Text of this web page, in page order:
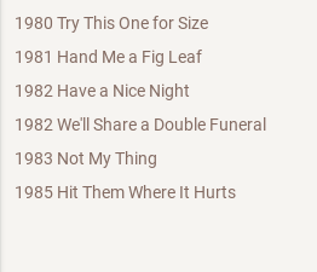
1980 Try This One for Size
1981 Hand Me a Fig Leaf
1982 Have a Nice Night
1982 We'll Share a Double Funeral
1983 Not My Thing
1985 Hit Them Where It Hurts